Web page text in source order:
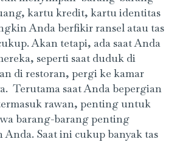
kartu kredit, kartu identitas
Anda berfikir ransel atau tas
Akan tetapi, ada saat Anda
seperti saat duduk di
di restoran, pergi ke kamar
Terutama saat Anda bepergian
rawan, penting untuk
barang-barang penting
Saat ini cukup banyak tas